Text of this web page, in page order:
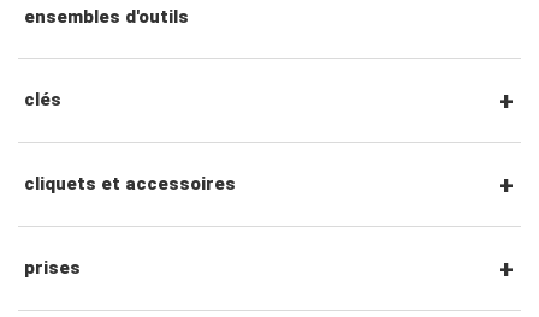
ensembles d'outils
clés
clés mixtes
clés mixtes à cliquet
cliquets et accessoires
Cliquets et accessoires à entraînement
prises